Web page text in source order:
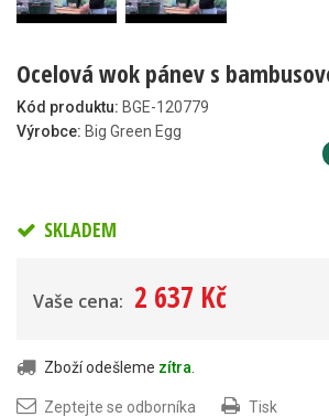
Ocelová wok pánev s
Kód produktu: BGE-120779
Výrobce: Big Green Egg
SKLADEM
Vaše cena: 2 637 Kč
Zboží odešleme zítra
Zeptejte se odborníka Tisk